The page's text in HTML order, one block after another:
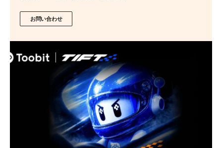
お問い合わせ